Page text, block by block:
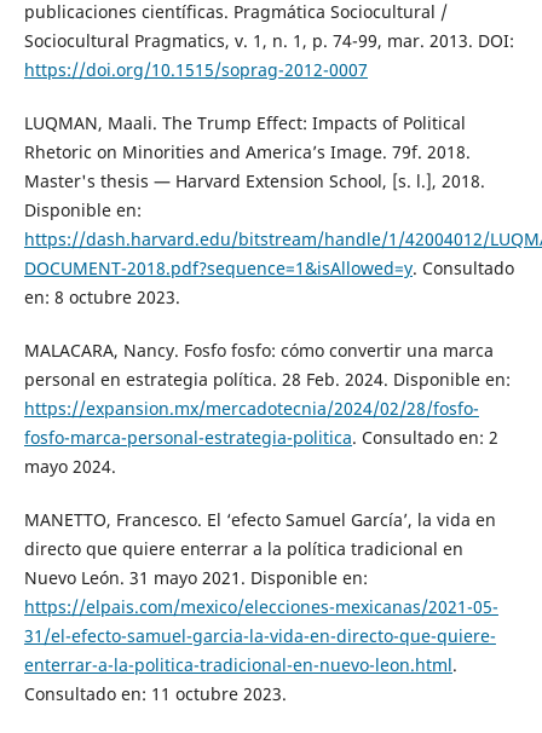
publicaciones científicas. Pragmática Sociocultural /
Sociocultural Pragmatics, v. 1, n. 1, p. 74-99, mar. 2013. DOI:
https://doi.org/10.1515/soprag-2012-0007
LUQMAN, Maali. The Trump Effect: Impacts of Political
Rhetoric on Minorities and America’s Image. 79f. 2018.
Master's thesis — Harvard Extension School, [s. l.], 2018.
Disponible en:
https://dash.harvard.edu/bitstream/handle/1/42004012/
DOCUMENT-2018.pdf?sequence=1&isAllowed=y. Consultado
en: 8 octubre 2023.
MALACARA, Nancy. Fosfo fosfo: cómo convertir una marca
personal en estrategia política. 28 Feb. 2024. Disponible en:
https://expansion.mx/mercadotecnia/2024/02/28/fosfo-
fosfo-marca-personal-estrategia-politica. Consultado en: 2
mayo 2024.
MANETTO, Francesco. El ‘efecto Samuel García’, la vida en
directo que quiere enterrar a la política tradicional en
Nuevo León. 31 mayo 2021. Disponible en:
https://elpais.com/mexico/elecciones-mexicanas/2021-05-
31/el-efecto-samuel-garcia-la-vida-en-directo-que-quiere-
enterrar-a-la-politica-tradicional-en-nuevo-leon.html.
Consultado en: 11 octubre 2023.